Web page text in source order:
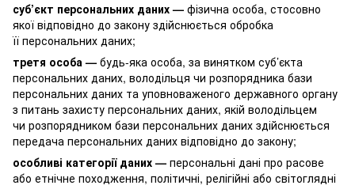
суб’єкт персональних даних — фізична особа, стосовно
якої відповідно до закону здійснюється обробка
її персональних даних;
третя особа — будь-яка особа, за винятком суб’єкта
персональних даних, володільця чи розпорядника бази
персональних даних та уповноваженого державного органу
з питань захисту персональних даних, якій володільцем
чи розпорядником бази персональних даних здійснюється
передача персональних даних відповідно до закону;
особливі категорії даних — персональні дані про расове
або етнічне походження, політичні, релігійні або світоглядні